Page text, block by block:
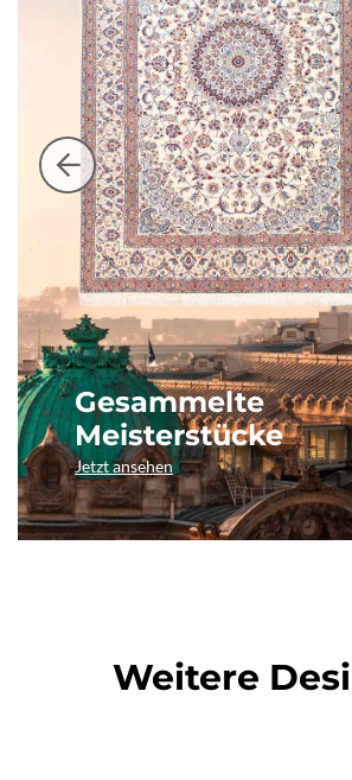
Gesammelte
Meisterstücke
Jetzt ansehen
Weitere